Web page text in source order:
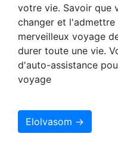
votre vie. Savoir que
changer et
merveilleux voyage
durer toute une vie.
d'auto-assistance
voyage
Elolvasom →